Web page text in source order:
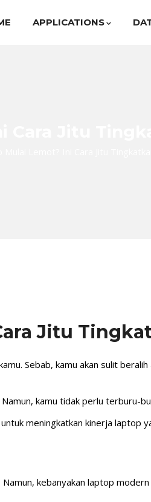
APPLICATIONS
Jitu
Sebab, kamu akan sulit
kamu tidak perlu terburu-
meningkatkan kinerja laptop
kebanyakan laptop